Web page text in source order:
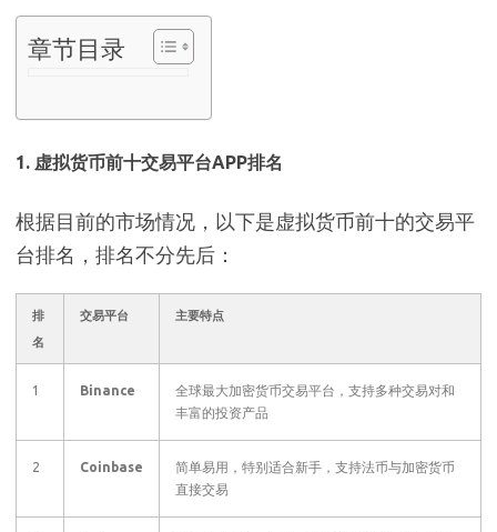
章节目录
1. 虚拟货币前十交易平台APP排名
根据目前的市场情况，以下是虚拟货币前十的交易平
台排名，排名不分先后：
排
名
交易平台 主要特点
1 Binance
全球最大加密货币交易平台，支持多种交易对和
丰富的投资产品
2 Coinbase
简单易用，特别适合新手，支持法币与加密货币
直接交易